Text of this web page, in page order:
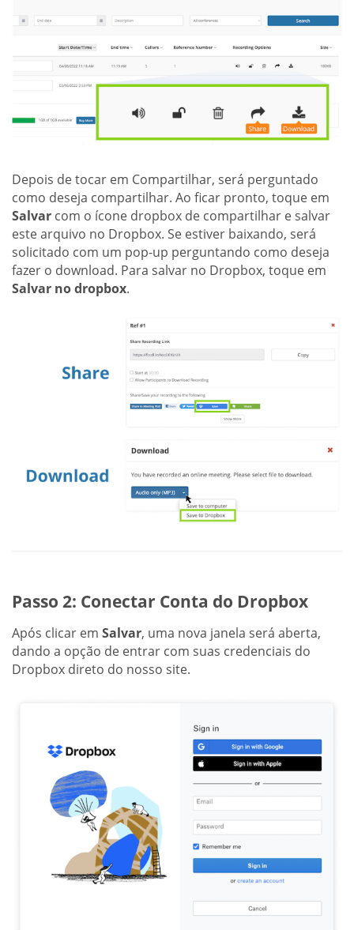
Depois de tocar em Compartilhar, será perguntado
como deseja compartilhar. Ao ficar pronto, toque em
Salvar com o ícone dropbox de compartilhar e salvar
este arquivo no Dropbox. Se estiver baixando, será
solicitado com um pop-up perguntando como deseja
fazer o download. Para salvar no Dropbox, toque em
Salvar no dropbox.
Passo 2: Conectar Conta do Dropbox
Após clicar em Salvar, uma nova janela será aberta,
dando a opção de entrar com suas credenciais do
Dropbox direto do nosso site.